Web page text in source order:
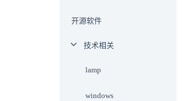
开源软件
技术相关
lamp
windows